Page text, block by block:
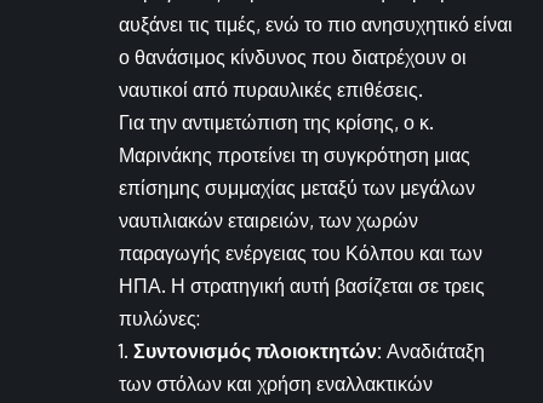
αυξάνει τις τιμές, ενώ το πιο ανησυχητικό είναι
ο θανάσιμος κίνδυνος που διατρέχουν οι
ναυτικοί από πυραυλικές επιθέσεις.
Για την αντιμετώπιση της κρίσης, ο κ.
Μαρινάκης προτείνει τη συγκρότηση μιας
επίσημης συμμαχίας μεταξύ των μεγάλων
ναυτιλιακών εταιρειών, των χωρών
παραγωγής ενέργειας του Κόλπου και των
ΗΠΑ. Η στρατηγική αυτή βασίζεται σε τρεις
πυλώνες:
Συντονισμός πλοιοκτητών: Αναδιάταξη
των στόλων και χρήση εναλλακτικών